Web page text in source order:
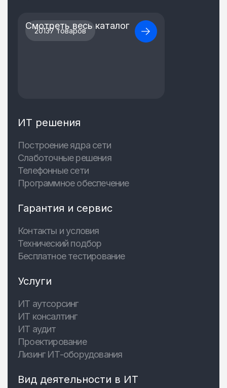
20137 товаров
Смотреть весь каталог
ИТ решения
Построение ядра сети
Слаботочные решения
Телефонные сети
Программное обеспечение
Гарантия и сервис
Контакты и условия
Технический подбор
Бесплатное тестирование
Услуги
ИТ аутсорсинг
ИТ консалтинг
ИТ аудит
Проектирование
Лизинг ИТ-оборудования
Вид деятельности в ИТ